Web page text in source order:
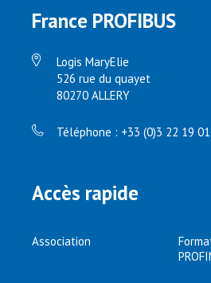
France PROFIBUS
Logis MaryElie
526 rue du quayet
80270 ALLERY
Téléphone : +33 (0)3 22 19
Accès rapide
Association